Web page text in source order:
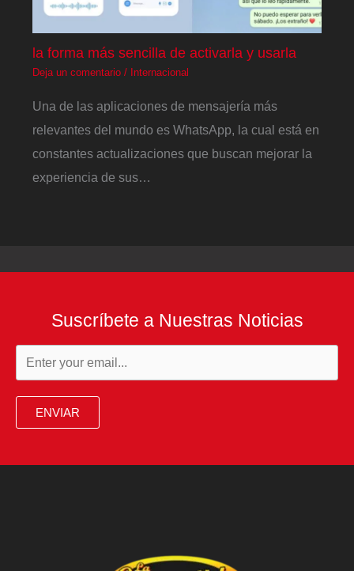
la forma más sencilla de activarla y usarla
Deja un comentario / Internacional
Una de las aplicaciones de mensajería más
relevantes del mundo es WhatsApp, la cual está en
constantes actualizaciones que buscan mejorar la
experiencia de sus…
Suscríbete a Nuestras Noticias
ENVIAR